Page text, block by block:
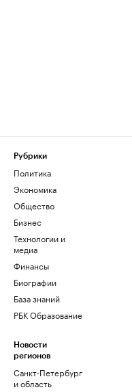
Рубрики
Политика
Экономика
Общество
Бизнес
Технологии и
медиа
Финансы
Биографии
База знаний
РБК Образование
Новости
регионов
Санкт-Петербург
и область